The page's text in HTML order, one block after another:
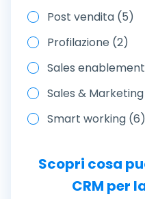
Post vendita (5)
Profilazione (2)
Sales
Sales &
Smart working (6)
Scopri cosa
CRM per